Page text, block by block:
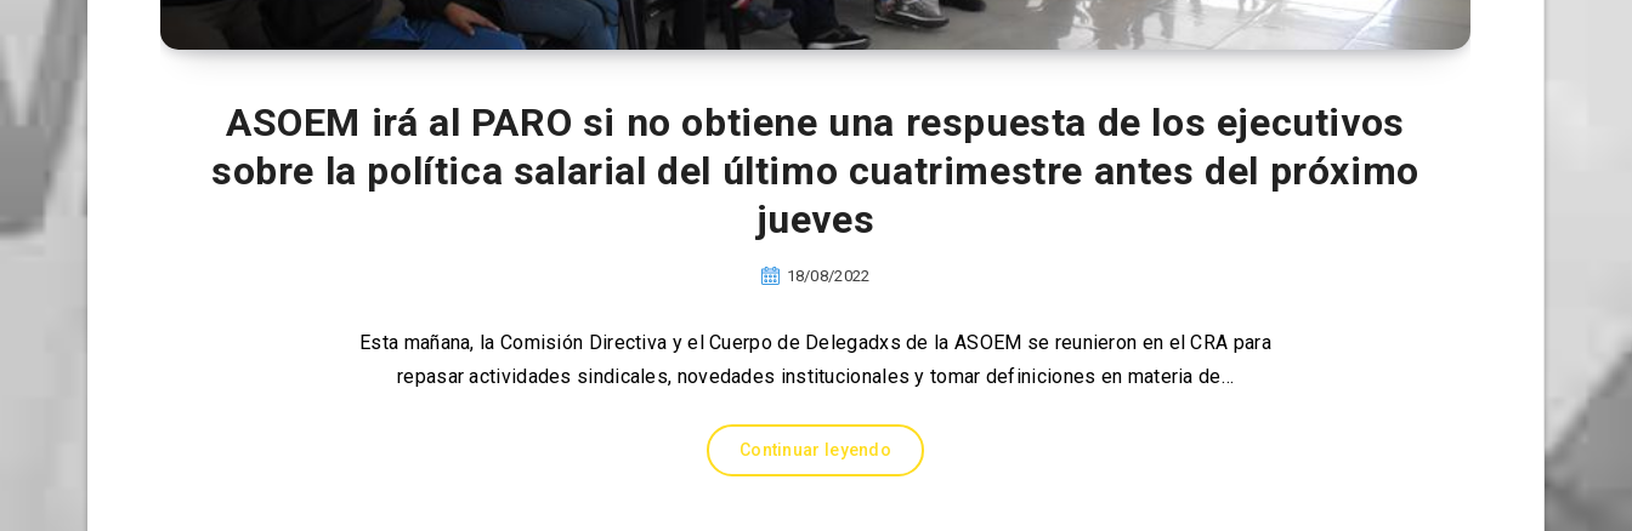
ASOEM irá al PARO si no obtiene una respuesta de los ejecutivos
sobre la política salarial del último cuatrimestre antes del próximo
jueves
18/08/2022
Esta mañana, la Comisión Directiva y el Cuerpo de Delegadxs de la ASOEM se reunieron en el CRA para
repasar actividades sindicales, novedades institucionales y tomar definiciones en materia de…
Continuar leyendo